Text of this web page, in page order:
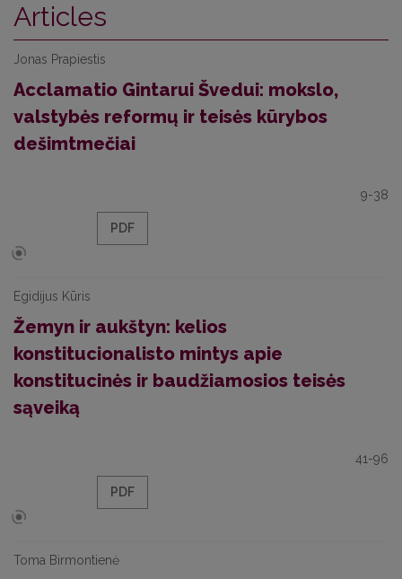
Articles
Jonas Prapiestis
Acclamatio Gintarui Švedui: mokslo,
valstybės reformų ir teisės kūrybos
dešimtmečiai
9-38
PDF
Egidijus Kūris
Žemyn ir aukštyn: kelios
konstitucionalisto mintys apie
konstitucinės ir baudžiamosios teisės
sąveiką
41-96
PDF
Toma Birmontienė